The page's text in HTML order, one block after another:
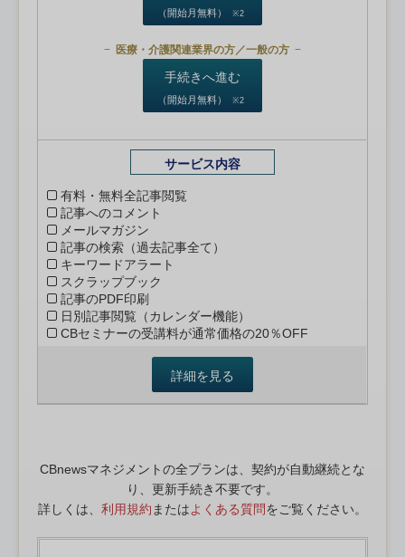
（開始月無料） ※2
医療・介護関連業界の方／一般の方
手続きへ進む
（開始月無料） ※2
サービス内容
有料・無料全記事閲覧
記事へのコメント
メールマガジン
記事の検索（過去記事全て）
キーワードアラート
スクラップブック
記事のPDF印刷
日別記事閲覧（カレンダー機能）
CBセミナーの受講料が通常価格の20％OFF
詳細を見る
CBnewsマネジメントの全プランは、契約が自動継続とな
り、更新手続き不要です。
詳しくは、 利用規約 またはよくある質問をご覧ください。